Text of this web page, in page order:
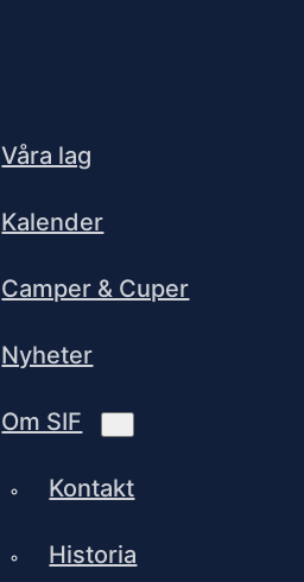
Våra lag
Kalender
Camper & Cuper
Nyheter
Om SIF
Kontakt
Historia